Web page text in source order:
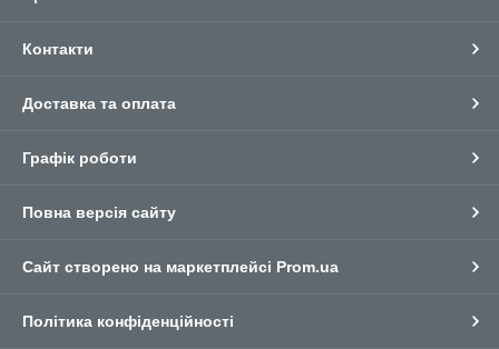
Контакти
Доставка та оплата
Графік роботи
Повна версія сайту
Сайт створено на маркетплейсі Prom.ua
Політика конфіденційності